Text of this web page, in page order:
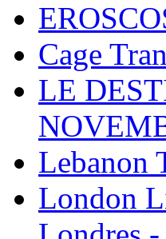
Cage
LE
Lebanon
London